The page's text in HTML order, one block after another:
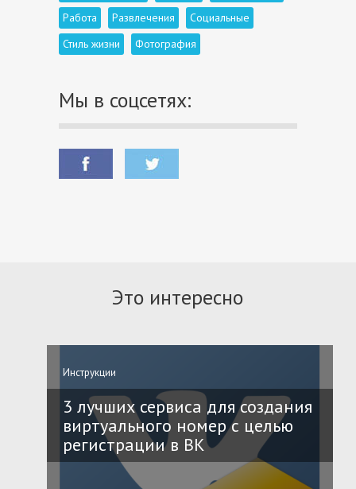
Работа
Развлечения
Социальные
Стиль жизни
Фотография
Мы в соцсетях:
Это интересно
Инструкции
3 лучших сервиса для создания
виртуального номер с целью
регистрации в ВК